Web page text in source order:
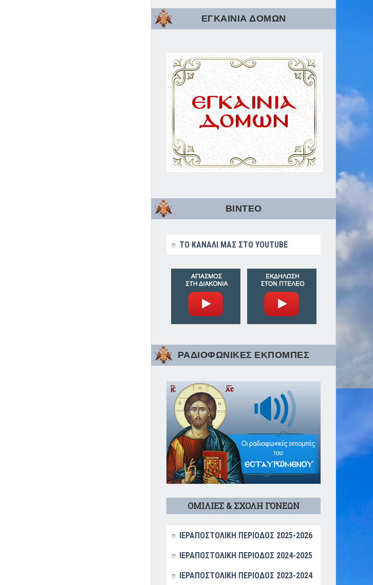
ΕΓΚΑΙΝΙΑ ΔΟΜΩΝ
ΒΙΝΤΕΟ
ΤΟ ΚΑΝΑΛΙ ΜΑΣ ΣΤΟ YOUTUBE
ΡΑΔΙΟΦΩΝΙΚΕΣ ΕΚΠΟΜΠΕΣ
ΟΜΙΛΙΕΣ & ΣΧΟΛΗ ΓΟΝΕΩΝ
ΙΕΡΑΠΟΣΤΟΛΙΚΗ ΠΕΡΙΟΔΟΣ 2025-2026
ΙΕΡΑΠΟΣΤΟΛΙΚΗ ΠΕΡΙΟΔΟΣ 2024-2025
ΙΕΡΑΠΟΣΤΟΛΙΚΗ ΠΕΡΙΟΔΟΣ 2023-2024